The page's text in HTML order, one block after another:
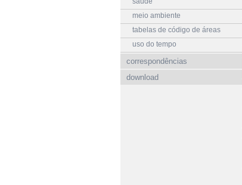
meio ambiente
tabelas de código de áreas
uso do tempo
correspondências
download